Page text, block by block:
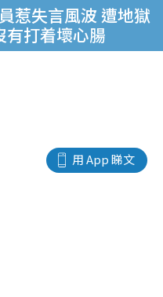
惹失言風波 遭地獄
有打着壞心腸
用 App 睇文